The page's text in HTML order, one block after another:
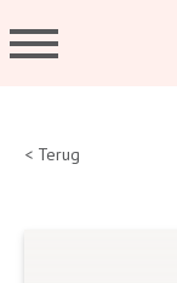
< Terug